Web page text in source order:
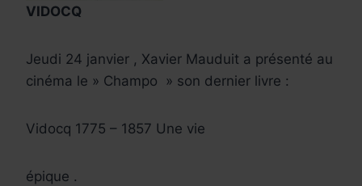
VIDOCQ
Jeudi 24 janvier , Xavier Mauduit a présenté au
cinéma le » Champo » son dernier livre :
Vidocq 1775 – 1857 Une vie
épique .